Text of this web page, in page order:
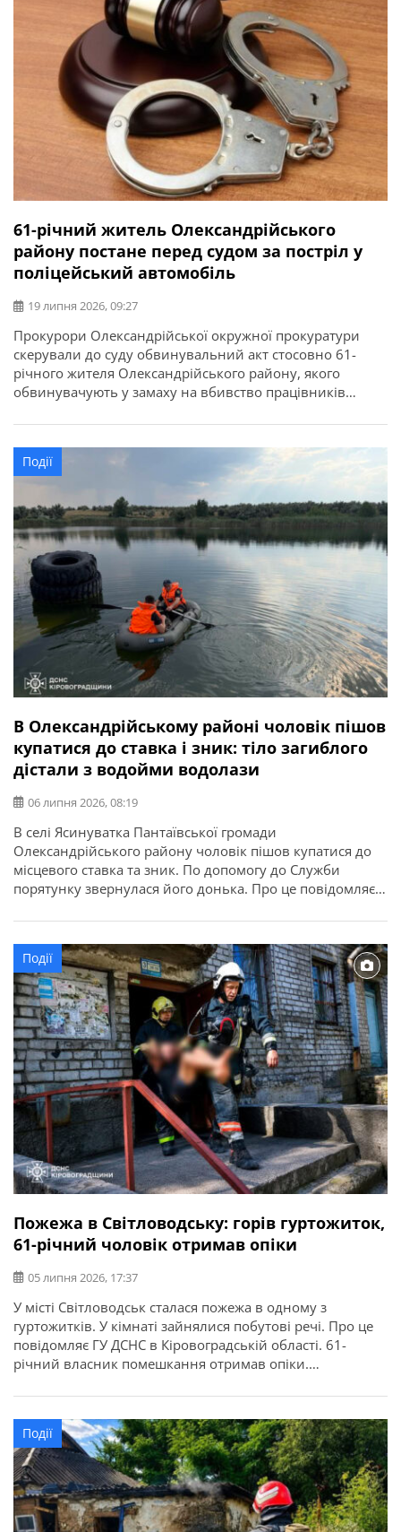
61-річний житель Олександрійського
району постане перед судом за постріл у
поліцейський автомобіль
19 липня 2026, 09:27
Прокурори Олександрійської окружної прокуратури
скерували до суду обвинувальний акт стосовно 61-
річного жителя Олександрійського району, якого
обвинувачують у замаху на вбивство працівників
службових обов’язків (ст. 348 КК України). Про це
повідомляє Кіровоградська обласна прокуратура. За
даними слідства, події сталися ввечері 2 квітня 2026
року в одному із сіл Онуфріївської […]
Події
В Олександрійському районі чоловік пішов
купатися до ставка і зник: тіло загиблого
дістали з водойми водолази
06 липня 2026, 08:19
В селі Ясинуватка Пантаївської громади
Олександрійського району чоловік пішов купатися до
місцевого ставка та зник. По допомогу до Служби
порятунку звернулася його донька. Про це повідомляє
спільно з приватним водолазом дістали з водойми тіло
потопельника та доправили його до берега. Загиблим
виявився 54-річний чоловік, житель селища Знам’янка
Друга Кропивницького […]
Події
Пожежа в Світловодську: горів гуртожиток,
61-річний чоловік отримав опіки
05 липня 2026, 17:37
У місті Світловодськ сталася пожежа в одному з
гуртожитків. У кімнаті зайнялися побутові речі. Про це
повідомляє ГУ ДСНС в Кіровоградській області. 61-
річний власник помешкання отримав опіки.
приміщення та передали медикам. Потерпілого
госпіталізували.
Події